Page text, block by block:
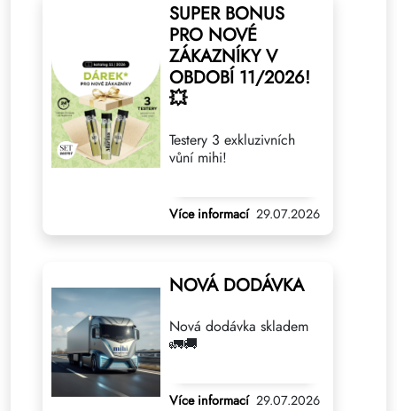
SUPER BONUS
PRO NOVÉ
ZÁKAZNÍKY V
OBDOBÍ 11/2026!
💥
Testery 3 exkluzivních
vůní mihi!
Více informací 29.07.2026
NOVÁ DODÁVKA
Nová dodávka skladem
🚛🚚
Více informací 29.07.2026